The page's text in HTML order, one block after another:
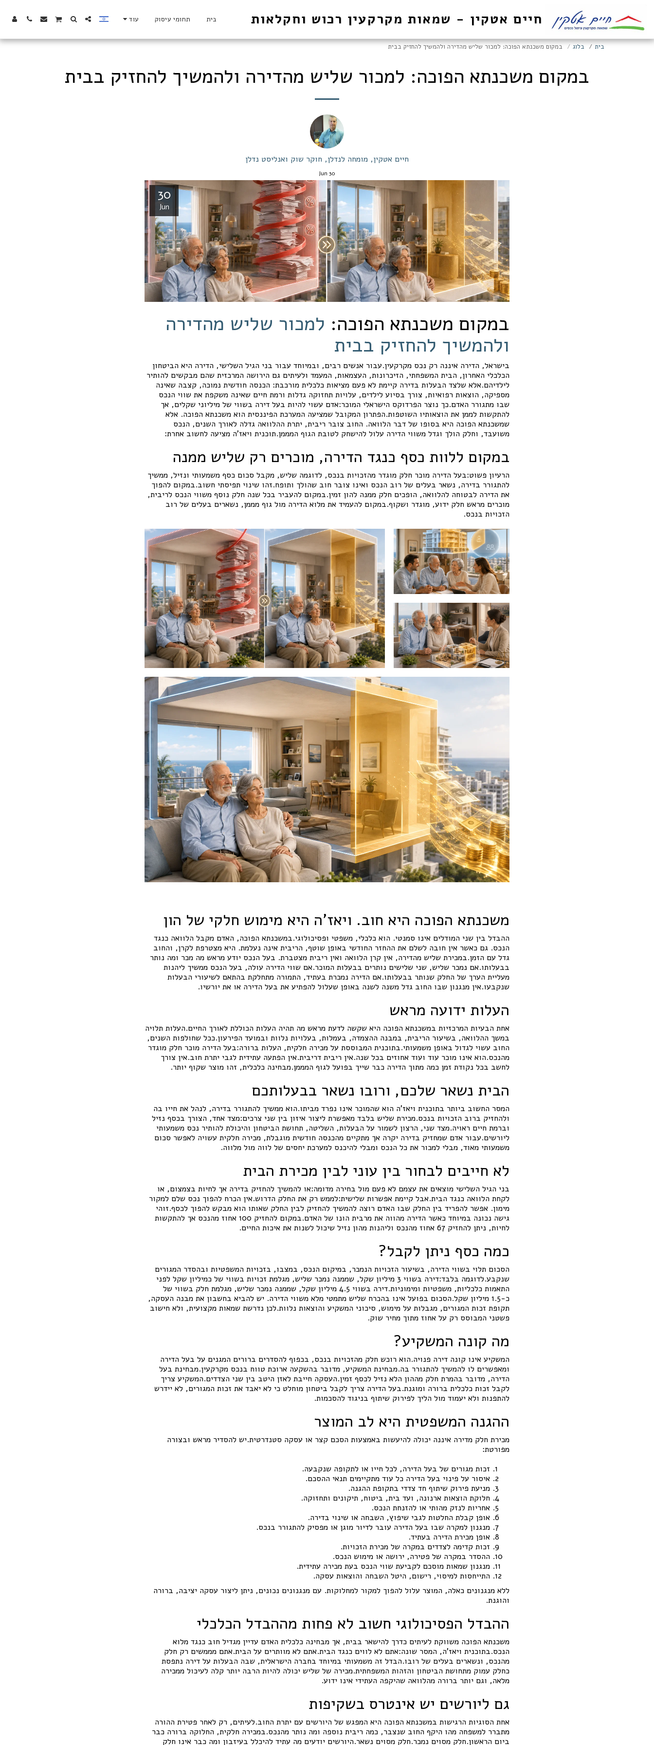
חיים אטקין - שמאות מקרקעין רכוש וחקלאות בית תחומי עיסוק עוד
בית בלוג במקום משכנתא הפוכה: למכור שליש מהדירה ולהמשיך להחזיק בבית
במקום משכנתא הפוכה: למכור שליש מהדירה ולהמשיך להחזיק בבית
חיים אטקין, מומחה לנדלן, חוקר שוק ואנליסט נדלן
30
Jun
30
Jun
במקום משכנתא הפוכה: למכור שליש מהדירה
ולהמשיך להחזיק בבית
בישראל, הדירה איננה רק נכס מקרקעין.עבור אנשים רבים, ובמיוחד עבור בני הגיל השלישי, הדירה היא הביטחון
הכלכלי האחרון, הבית המשפחתי, הזיכרונות, העצמאות, המעמד ולעיתים גם הירושה המרכזית שהם מבקשים להותיר
לילדיהם.אלא שלצד הבעלות בדירה קיימת לא פעם מציאות כלכלית מורכבת: הכנסה חודשית נמוכה, קצבה שאינה
מספיקה, הוצאות רפואיות, צורך בסיוע לילדים, עלויות תחזוקה גדלות ורמת חיים שאינה משקפת את שווי הנכס
שבו מתגורר האדם.כך נוצר הפרדוקס הישראלי המוכר:אדם עשוי להיות בעל דירה בשווי של מיליוני שקלים, אך
להתקשות לממן את הוצאותיו השוטפות.הפתרון המקובל שמציעה המערכת הפיננסית הוא משכנתא הפוכה. אלא
שמשכנתא הפוכה היא בסופו של דבר הלוואה. החוב צובר ריבית, יתרת ההלוואה גדלה לאורך השנים, הנכס
משועבד, וחלק הולך וגדל משווי הדירה עלול להישחק לטובת הגוף המממן.תוכנית ויאז'ה מציעה לחשוב אחרת:
במקום ללוות כסף כנגד הדירה, מוכרים רק שליש ממנה
הרעיון פשוט:בעל הדירה מוכר חלק מוגדר מהזכויות בנכס, לדוגמה שליש, מקבל סכום כסף משמעותי ונזיל, ממשיך
להתגורר בדירה, נשאר בעלים של רוב הנכס ואינו צובר חוב שהולך ותופח.זהו שינוי תפיסתי חשוב.במקום להפוך
את הדירה לבטוחה להלוואה, הופכים חלק ממנה להון זמין.במקום להעביר בכל שנה חלק נוסף משווי הנכס לריבית,
מוכרים מראש חלק ידוע, מוגדר ושקוף.במקום להעמיד את מלוא הדירה מול גוף מממן, נשארים בעלים של רוב
הזכויות בנכס.
משכנתא הפוכה היא חוב. ויאז'ה היא מימוש חלקי של הון
ההבדל בין שני המודלים אינו סמנטי. הוא כלכלי, משפטי ופסיכולוגי.במשכנתא הפוכה, האדם מקבל הלוואה כנגד
הנכס. גם כאשר אין חובה לשלם את ההחזר החודשי באופן שוטף, הריבית אינה נעלמת. היא מצטרפת לקרן, והחוב
גדל עם הזמן.במכירת שליש מהדירה, אין קרן הלוואה ואין ריבית מצטברת. בעל הנכס יודע מראש מה מכר ומה נותר
בבעלותו.אם נמכר שליש, שני שלישים נותרים בבעלות המוכר.אם שווי הדירה עולה, בעל הנכס ממשיך ליהנות
מעליית הערך של החלק שנותר בבעלותו.אם הדירה נמכרת בעתיד, התמורה מתחלקת בהתאם לשיעורי הבעלות
שנקבעו.אין מנגנון שבו החוב גדל משנה לשנה באופן שעלול להפתיע את בעל הדירה או את יורשיו.
העלות ידועה מראש
אחת הבעיות המרכזיות במשכנתא הפוכה היא שקשה לדעת מראש מה תהיה העלות הכוללת לאורך החיים.העלות תלויה
במשך ההלוואה, בשיעור הריבית, במבנה ההצמדה, בעמלות, בעלויות נלוות ובמועד הפירעון.ככל שחולפות השנים,
החוב עשוי לגדול באופן משמעותי.בתוכנית המבוססת על מכירה חלקית, העלות ברורה:בעל הדירה מוכר חלק מוגדר
מהנכס.הוא אינו מוכר עוד ועוד אחוזים בכל שנה.אין ריבית דריבית.אין הפתעה עתידית לגבי יתרת חוב.אין צורך
לחשב בכל נקודת זמן כמה מתוך הדירה כבר שייך בפועל לגוף המממן.מבחינה כלכלית, זהו מוצר שקוף יותר.
הבית נשאר שלכם, ורובו נשאר בבעלותכם
המסר החשוב ביותר בתוכנית ויאז'ה הוא שהמוכר אינו נפרד מביתו.הוא ממשיך להתגורר בדירה, לנהל את חייו בה
ולהחזיק ברוב הזכויות בנכס.מכירת שליש בלבד מאפשרת ליצור איזון בין שני צרכים:מצד אחד, הצורך בכסף נזיל
וברמת חיים ראויה.מצד שני, הרצון לשמור על הבעלות, השליטה, תחושת הביטחון והיכולת להותיר נכס משמעותי
ליורשים.עבור אדם שמחזיק בדירה יקרה אך מתקיים מהכנסה חודשית מוגבלת, מכירה חלקית עשויה לאפשר סכום
משמעותי מאוד, מבלי למכור את כל הנכס ומבלי להיכנס למערכת יחסים של לווה מול מלווה.
לא חייבים לבחור בין עוני לבין מכירת הבית
בני הגיל השלישי מוצאים את עצמם לא פעם מול בחירה מדומה:או להמשיך להחזיק בדירה אך לחיות בצמצום, או
לקחת הלוואה כנגד הבית.אבל קיימת אפשרות שלישית:לממש רק את החלק הדרוש.אין הכרח להפוך נכס שלם למקור
מימון. אפשר להפריד בין החלק שבו האדם רוצה להמשיך להחזיק לבין החלק שאותו הוא מבקש להפוך לכסף.זוהי
גישה נכונה במיוחד כאשר הדירה מהווה את מרבית הונו של האדם.במקום להחזיק 100 אחוז מהנכס אך להתקשות
לחיות, ניתן להחזיק 67 אחוז מהנכס וליהנות מהון נזיל שיכול לשנות את איכות החיים.
כמה כסף ניתן לקבל?
הסכום תלוי בשווי הדירה, בשיעור הזכויות הנמכר, במיקום הנכס, במצבו, בזכויות המשפטיות ובהסדר המגורים
שנקבע.לדוגמה בלבד:דירה בשווי 3 מיליון שקל, שממנה נמכר שליש, מגלמת זכויות בשווי של כמיליון שקל לפני
התאמות כלכליות, משפטיות ומימוניות.דירה בשווי 4.5 מיליון שקל, שממנה נמכר שליש, מגלמת חלק בשווי של
כ-1.5 מיליון שקל.הסכום בפועל אינו בהכרח שליש מתמטי מלא משווי הדירה. יש להביא בחשבון את מבנה העסקה,
תקופת זכות המגורים, מגבלות על מימוש, סיכוני המשקיע והוצאות נלוות.לכן נדרשת שמאות מקצועית, ולא חישוב
פשטני המבוסס רק על אחוז מתוך מחיר שוק.
מה קונה המשקיע?
המשקיע אינו קונה דירה פנויה.הוא רוכש חלק מהזכויות בנכס, בכפוף להסדרים ברורים המגנים על בעל הדירה
ומאפשרים לו להמשיך להתגורר בה.מבחינת המשקיע, מדובר בהשקעה ארוכת טווח בנכס מקרקעין.מבחינת בעל
הדירה, מדובר בהמרת חלק מההון הלא נזיל לכסף זמין.העסקה חייבת לאזן היטב בין שני הצדדים.המשקיע צריך
לקבל זכות כלכלית ברורה ומוגנת.בעל הדירה צריך לקבל ביטחון מוחלט כי לא יאבד את זכות המגורים, לא יידרש
להתפנות ולא יעמוד מול הליך לפירוק שיתוף בניגוד להסכמות.
ההגנה המשפטית היא לב המוצר
מכירת חלק מדירה איננה יכולה להיעשות באמצעות הסכם קצר או עסקה סטנדרטית.יש להסדיר מראש ובצורה
מפורטת:
זכות מגורים של בעל הדירה, לכל חייו או לתקופה שנקבעה.
איסור על פינוי בעל הדירה כל עוד מתקיימים תנאי ההסכם.
מניעת פירוק שיתוף חד צדדי בתקופת ההגנה.
חלוקת הוצאות ארנונה, ועד בית, ביטוח, תיקונים ותחזוקה.
אחריות לנזק מהותי או להזנחת הנכס.
אופן קבלת החלטות לגבי שיפוץ, השבחה או שינוי בדירה.
מנגנון למקרה שבו בעל הדירה עובר לדיור מוגן או מפסיק להתגורר בנכס.
אופן מכירת הדירה בעתיד.
זכות קדימה לצדדים במקרה של מכירת הזכויות.
ההסדר במקרה של פטירה, ירושה או מימוש הנכס.
מנגנון שמאות מוסכם לקביעת שווי הנכס בעת מכירה עתידית.
התייחסות למיסוי, רישום, היטל השבחה והוצאות עסקה.
ללא מנגנונים כאלה, המוצר עלול להפוך למקור למחלוקות. עם מנגנונים נכונים, ניתן ליצור עסקה יציבה, ברורה
והוגנת.
ההבדל הפסיכולוגי חשוב לא פחות מההבדל הכלכלי
משכנתא הפוכה משווקת לעיתים כדרך להישאר בבית, אך מבחינה כלכלית האדם עדיין מגדיל חוב כנגד מלוא
הנכס.בתוכנית ויאז'ה, המסר שונה:אתם לא לווים כנגד הבית.אתם לא מוותרים על הבית.אתם מממשים רק חלק
מהנכס, ונשארים בעלים של רובו.הבדל זה משמעותי במיוחד בחברה הישראלית, שבה הבעלות על דירה נתפסת
כחלק עמוק מתחושת הביטחון והזהות המשפחתית.מכירה של שליש יכולה להיות הרבה יותר קלה לעיכול ממכירה
מלאה, וגם יותר ברורה מהלוואה שהיקפה העתידי אינו ידוע.
גם ליורשים יש אינטרס בשקיפות
אחת הסוגיות הרגישות במשכנתא הפוכה היא המפגש של היורשים עם יתרת החוב.לעיתים, רק לאחר פטירת ההורה
מתברר למשפחה מהו היקף החוב שנצבר, כמה ריבית נוספה ומה נותר מהנכס.במכירה חלקית, החלוקה ברורה כבר
ביום הראשון.חלק מסוים נמכר.חלק מסוים נשאר.היורשים יודעים מה עתיד להיכלל בעיזבון ומה כבר אינו חלק